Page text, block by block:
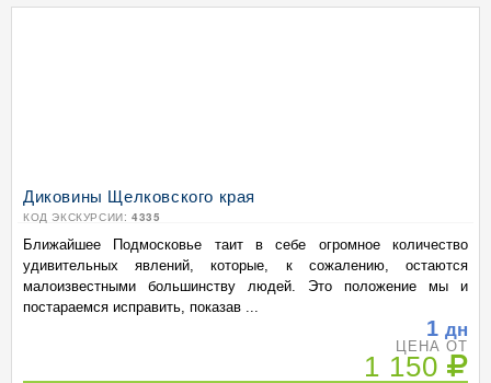
Диковины Щелковского края
КОД ЭКСКУРСИИ: 4335
Ближайшее Подмосковье таит в себе огромное количество
удивительных явлений, которые, к сожалению, остаются
малоизвестными большинству людей. Это положение мы и
постараемся исправить, показав ...
1 дн
ЦЕНА ОТ
1 150